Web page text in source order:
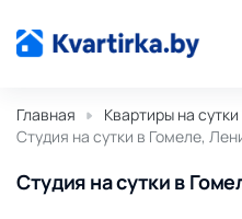
Главная
Квартиры на
Студия на сутки в Гомеле,
Студия на сутки в